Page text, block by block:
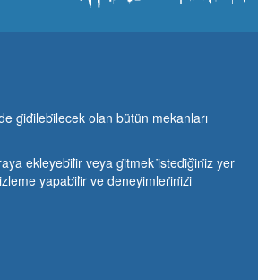
gi̇di̇lebi̇lecek olan bütün mekanları
ekleyebi̇li̇r veya gi̇tmek i̇stedi̇ği̇ni̇z yer
yapabi̇li̇r ve deneyi̇mleri̇ni̇zi̇